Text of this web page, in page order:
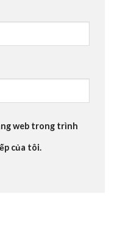
web trong trình
của tôi.